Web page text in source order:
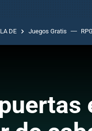
DE Juegos Gratis RPG